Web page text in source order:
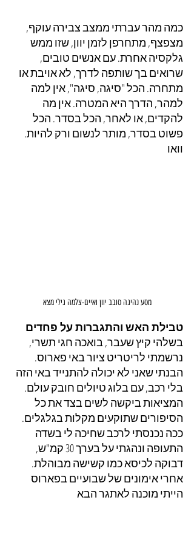
כמה מהר עברתי ממצב צבירה עוקף,
מצפצף, מתחרפן לזמן יוון, שזו ממש
גלקסיה אחרת. עם אנשים טובים,
שרואים בך שותפה לדרך, לא אויבת או
מתחרה. הכל "סיגה, סיגה", אין למה
למהר, הדרך היא המטרה. אין מה
להקדים, או לאחר, הכל בסדר. הכל
פשוט בסדר, מותר לנשום ורק להיות.
וואו
מסע נהיגה סובב יוון ואיים-צלמה גילי מצא
טבילת האש והתגברות על פחדים
בשלהי קיץ שעבר, בואכה חגי תשרי,
נרשמתי לריטריט ציור באי פארוס.
הבנתי שאני לא יכולה להתנייד באי הזה
בלי רכב, עם בלוג טיולים חובק עולם.
המציאות ביקשה לשים בצד את כל
הסיפורים שתוקעים מקלות בגלגלים.
ככה נכנסתי לרכב שחיכה לי בשדה
התעופה ונהגתי על בערך 30 קמ"ש,
דבוקה לכיסא כמו קשישה מבוהלת.
אחרי אימונים של שבועיים בפארוס
הייתי מוכנה לאתגר הבא